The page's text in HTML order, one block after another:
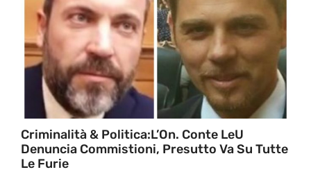
Criminalità & Politica:L’On. Conte LeU
Denuncia Commistioni, Presutto Va Su Tutte
Le Furie